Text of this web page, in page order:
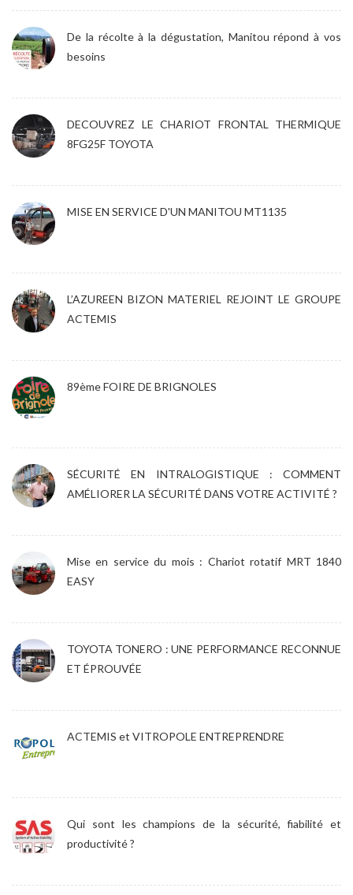
De la récolte à la dégustation, Manitou répond à vos
besoins
DECOUVREZ LE CHARIOT FRONTAL THERMIQUE
8FG25F TOYOTA
MISE EN SERVICE D'UN MANITOU MT1135
L’AZUREEN BIZON MATERIEL REJOINT LE GROUPE
ACTEMIS
89ème FOIRE DE BRIGNOLES
SÉCURITÉ EN INTRALOGISTIQUE : COMMENT
AMÉLIORER LA SÉCURITÉ DANS VOTRE ACTIVITÉ ?
Mise en service du mois : Chariot rotatif MRT 1840
EASY
TOYOTA TONERO : UNE PERFORMANCE RECONNUE
ET ÉPROUVÉE
ACTEMIS et VITROPOLE ENTREPRENDRE
Qui sont les champions de la sécurité, fiabilité et
productivité ?